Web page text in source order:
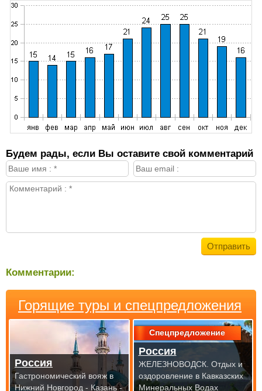
Будем рады, если Вы оставите свой комментарий
Комментарии:
Горящие туры и спецпредложения
Россия
Гастрономический вояж в
Нижний Новгород - Казань -
Спецпредложение
Россия
ЖЕЛЕЗНОВОДСК. Отдых и
оздоровление в Кавказских
Минеральных Водах